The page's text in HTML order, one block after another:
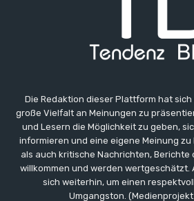
Die Redaktion dieser Plattform hat
große Vielfalt an Meinungen zu
und Lesern die Möglichkeit zu geben,
informieren und eine eigene Meinung zu
als auch kritische Nachrichten, Berichte
willkommen und werden wertgeschätzt.
sich weiterhin, um einen
Umgangston. (Medienprojekt